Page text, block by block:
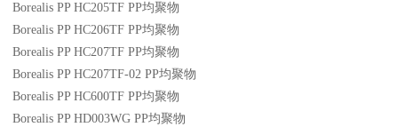
Borealis PP HC205TF PP均聚物
Borealis PP HC206TF PP均聚物
Borealis PP HC207TF PP均聚物
Borealis PP HC207TF-02 PP均聚物
Borealis PP HC600TF PP均聚物
Borealis PP HD003WG PP均聚物